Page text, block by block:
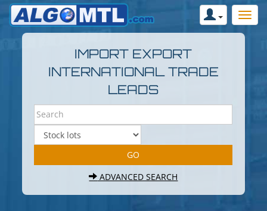
IMPORT EXPORT
INTERNATIONAL TRADE
LEADS
ADVANCED SEARCH